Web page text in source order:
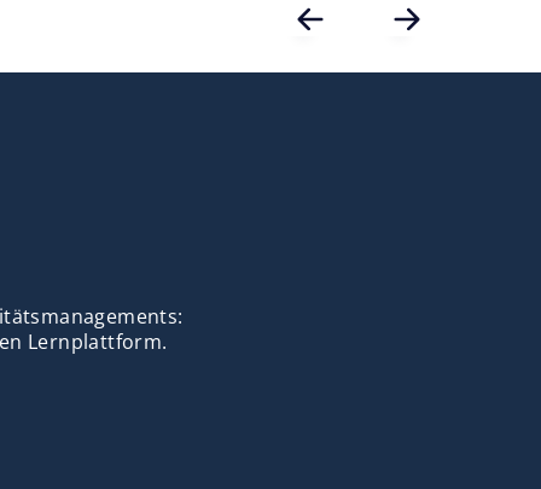
Lernplattform.